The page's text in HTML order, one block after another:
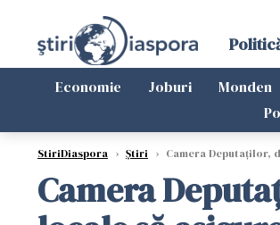
Economie Joburi Monden
StiriDiaspora › Știri › Camera Deputaților,
Camera